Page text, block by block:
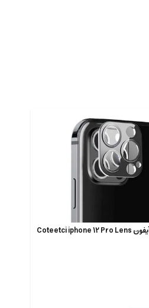
محافظ لنز کوتتسی آیفون Coteetci iphone 12 Pro Lens